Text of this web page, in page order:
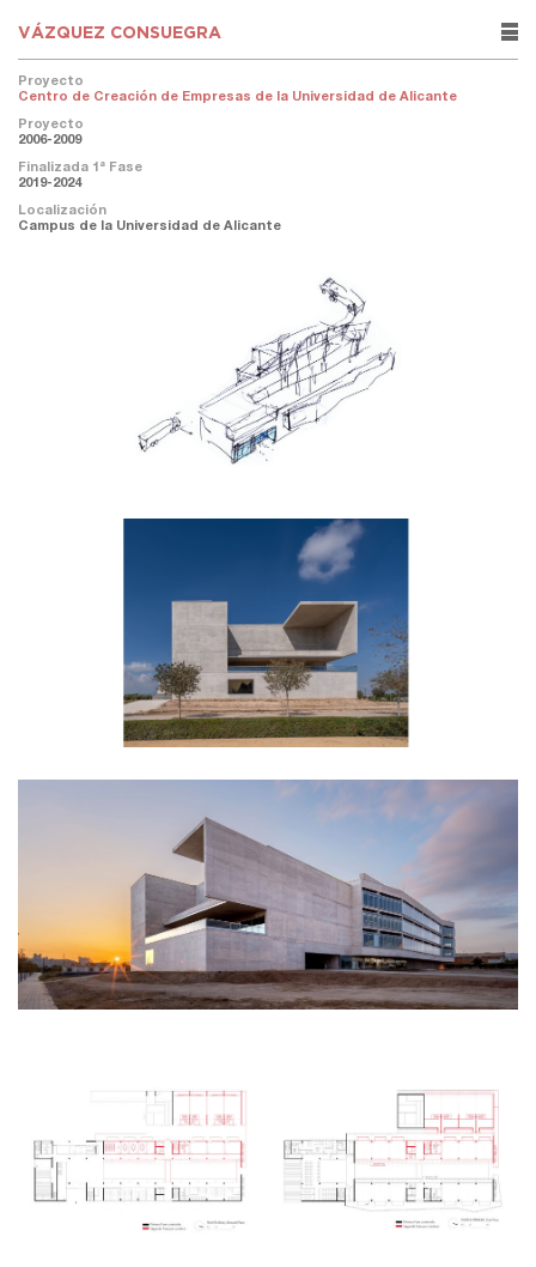
VÁZQUEZ CONSUEGRA rows
Proyecto
Centro de Creación de Empresas de la Universidad de Alicante
Proyecto
2006-2009
Finalizada 1ª Fase
2019-2024
Localización
Campus de la Universidad de Alicante